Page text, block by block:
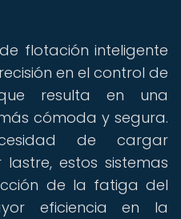
flotación inteligente
en el control de
resulta en una
cómoda y segura.
de cargar
estos sistemas
de la fatiga del
eficiencia en la